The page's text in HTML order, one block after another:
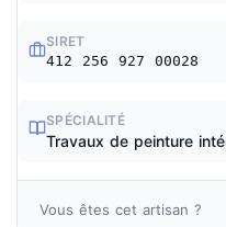
SIRET
412 256 927 00028
SPÉCIALITÉ
Travaux de peinture
Vous êtes cet artisan ?